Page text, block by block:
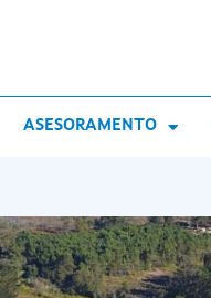
ASESORAMENTO